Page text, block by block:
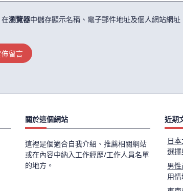
在瀏覽器中儲存顯示名稱、電子郵件地址及個人網站網址
關於這個網站
這裡是個適合自我介紹、推薦相關網站
或在內容中納入工作經歷/工作人員名單
的地方。
近期
日
選
男
用